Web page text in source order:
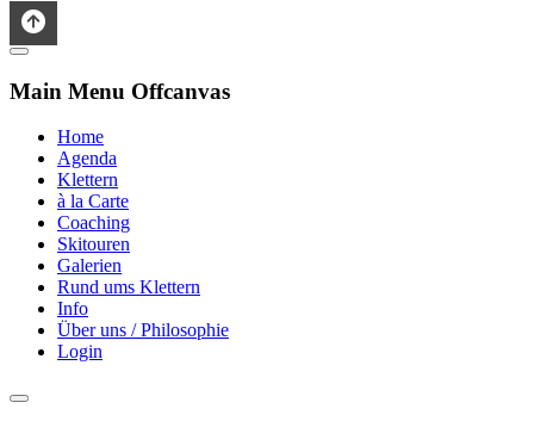
Main Menu Offcanvas
Home
Agenda
Klettern
à la Carte
Coaching
Skitouren
Galerien
Rund ums Klettern
Info
Über uns / Philosophie
Login